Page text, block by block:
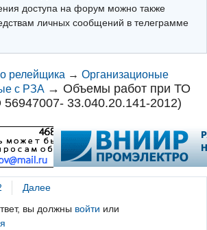
доступа на форум можно также
личных сообщений в телеграмме
релейщика →Организационые
с РЗА →Объемы работ при ТО
33.040.20.141-2012)
Далее
вы должны войти или